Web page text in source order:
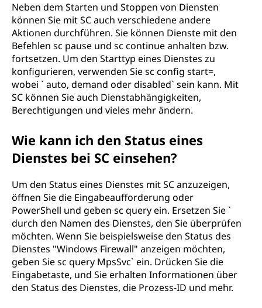
Neben dem Starten und Stoppen von Diensten
können Sie mit SC auch verschiedene andere
Aktionen durchführen. Sie können Dienste mit den
Befehlen sc pause und sc continue anhalten bzw.
fortsetzen. Um den Starttyp eines Dienstes zu
konfigurieren, verwenden Sie sc config start=,
wobei ` auto, demand oder disabled` sein kann. Mit
SC können Sie auch Dienstabhängigkeiten,
Berechtigungen und vieles mehr ändern.
Wie kann ich den Status eines
Dienstes bei SC einsehen?
Um den Status eines Dienstes mit SC anzuzeigen,
öffnen Sie die Eingabeaufforderung oder
PowerShell und geben sc query ein. Ersetzen Sie `
durch den Namen des Dienstes, den Sie überprüfen
möchten. Wenn Sie beispielsweise den Status des
Dienstes "Windows Firewall" anzeigen möchten,
geben Sie sc query MpsSvc` ein. Drücken Sie die
Eingabetaste, und Sie erhalten Informationen über
den Status des Dienstes, die Prozess-ID und mehr.